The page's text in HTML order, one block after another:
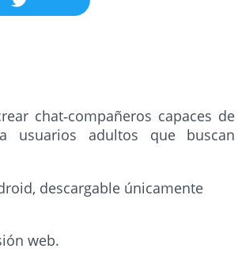
chat‑compañeros capaces de
usuarios adultos que buscan
descargable únicamente
web.